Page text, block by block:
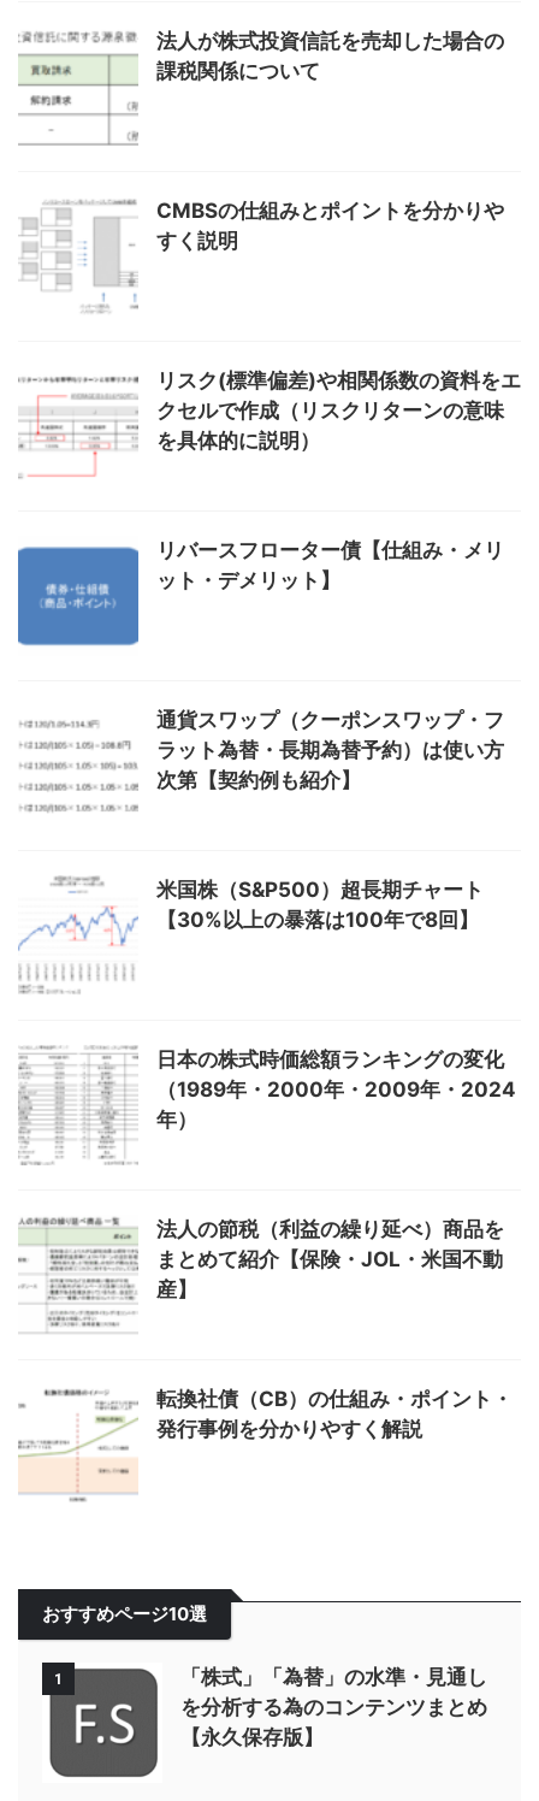
法人が株式投資信託を売却した場合の
課税関係について
CMBSの仕組みとポイントを分かりや
すく説明
リスク(標準偏差)や相関係数の資料をエ
クセルで作成（リスクリターンの意味
を具体的に説明）
リバースフローター債【仕組み・メリ
ット・デメリット】
通貨スワップ（クーポンスワップ・フ
ラット為替・長期為替予約）は使い方
次第【契約例も紹介】
米国株（S&P500）超長期チャート
【30%以上の暴落は100年で8回】
日本の株式時価総額ランキングの変化
（1989年・2000年・2009年・2024
年）
法人の節税（利益の繰り延べ）商品を
まとめて紹介【保険・JOL・米国不動
産】
転換社債（CB）の仕組み・ポイント・
発行事例を分かりやすく解説
おすすめページ10選
1
「株式」「為替」の水準・見通し
を分析する為のコンテンツまとめ
【永久保存版】